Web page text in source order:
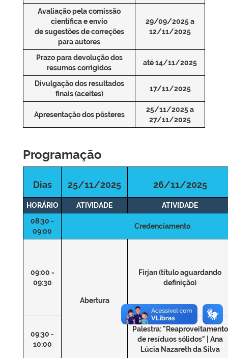
Avaliação pela comissão
científica e envio
de sugestões de correções
para autores
29/09/2025 a
12/11/2025
Prazo para devolução dos
resumos corrigidos
até 14/11/2025
Divulgação dos resultados
finais (aceites)
17/11/2025
Apresentação dos pôsteres
25/11/2025 a
27/11/2025
Programação
Dias 25/11/2025 26/11/2025
HORÁRIO ATIVIDADE
ATIVIDADE
08:30 -
09:00
Credenciamento
09:00 -
09:30
Abertura
Firjan (título aguardando
definição)
09:30 -
10:00
Palestra: "Reaproveitamento
de resíduos sólidos" | Ana
Lúcia Nazareth da Silva